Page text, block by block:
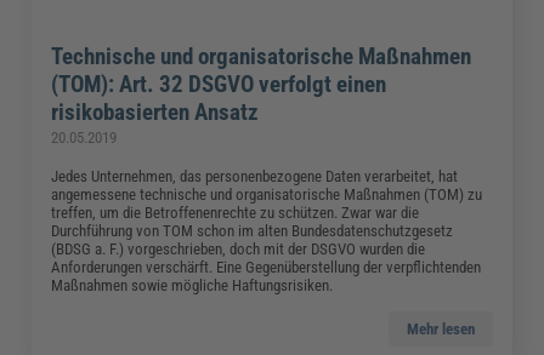
Technische und organisatorische Maßnahmen
(TOM): Art. 32 DSGVO verfolgt einen
risikobasierten Ansatz
20.05.2019
Jedes Unternehmen, das personenbezogene Daten verarbeitet, hat
angemessene technische und organisatorische Maßnahmen (TOM) zu
treffen, um die Betroffenenrechte zu schützen. Zwar war die
Durchführung von TOM schon im alten Bundesdatenschutzgesetz
(BDSG a. F.) vorgeschrieben, doch mit der DSGVO wurden die
Anforderungen verschärft. Eine Gegenüberstellung der verpflichtenden
Maßnahmen sowie mögliche Haftungsrisiken.
Mehr lesen